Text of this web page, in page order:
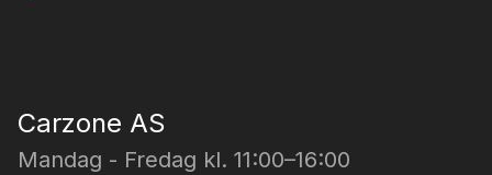
Carzone AS
Mandag - Fredag kl. 11:00–16:00